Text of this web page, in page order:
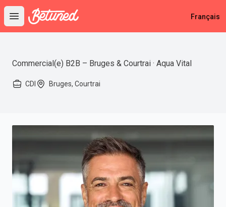
Open main menu
Betuned Français
Commercial(e) B2B – Bruges & Courtrai · Aqua Vital
CDI Bruges, Courtrai